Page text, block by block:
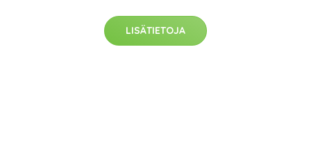
LISÄTIETOJA